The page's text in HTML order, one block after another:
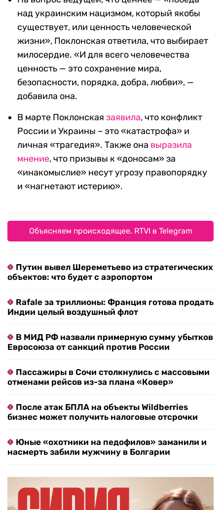
над украинским нацизмом, который якобы
существует, или ценность человеческой
жизни», Поклонская ответила, что выбирает
милосердие. «И для всего человечества
ценность — это сохранение мира,
безопасности, порядка, добра, любви», —
добавила она.
В марте Поклонская заявила, что конфликт
России и Украины – это «катастрофа» и
личная «трагедия». Также она выразила
мнение, что призывы к «доносам» за
«инакомыслие» несут угрозу правопорядку
и «нагнетают истерию».
Объясняем происходящее. RTVI в Telegram
Путин вывел Шереметьево из стратегических
объектов: что будет с аэропортом
Rafale за триллионы: Франция готова продать
Индии целый воздушный флот
В МИД РФ назвали примерную сумму убытков
Евросоюза от санкций против России
Пассажиры в Сочи столкнулись с массовыми
отменами рейсов из-за плана «Ковер»
После атак БПЛА на объекты Wildberries
бизнес может получить налоговые отсрочки
Юные «охотники на педофилов» заманили и
насмерть забили мужчину в Болгарии